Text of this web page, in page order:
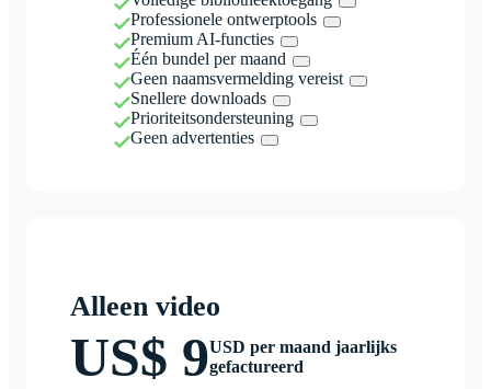
Professionele ontwerptools
Premium AI-functies
Één bundel per maand
Geen naamsvermelding vereist
Snellere downloads
Prioriteitsondersteuning
Geen advertenties
Alleen video
US$ 9USD per maand jaarlijks
gefactureerd